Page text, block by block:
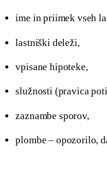
ime in priimek vseh
lastniški deleži,
vpisane hipoteke,
služnosti (pravica
zaznambe sporov,
plombe – opozorilo,